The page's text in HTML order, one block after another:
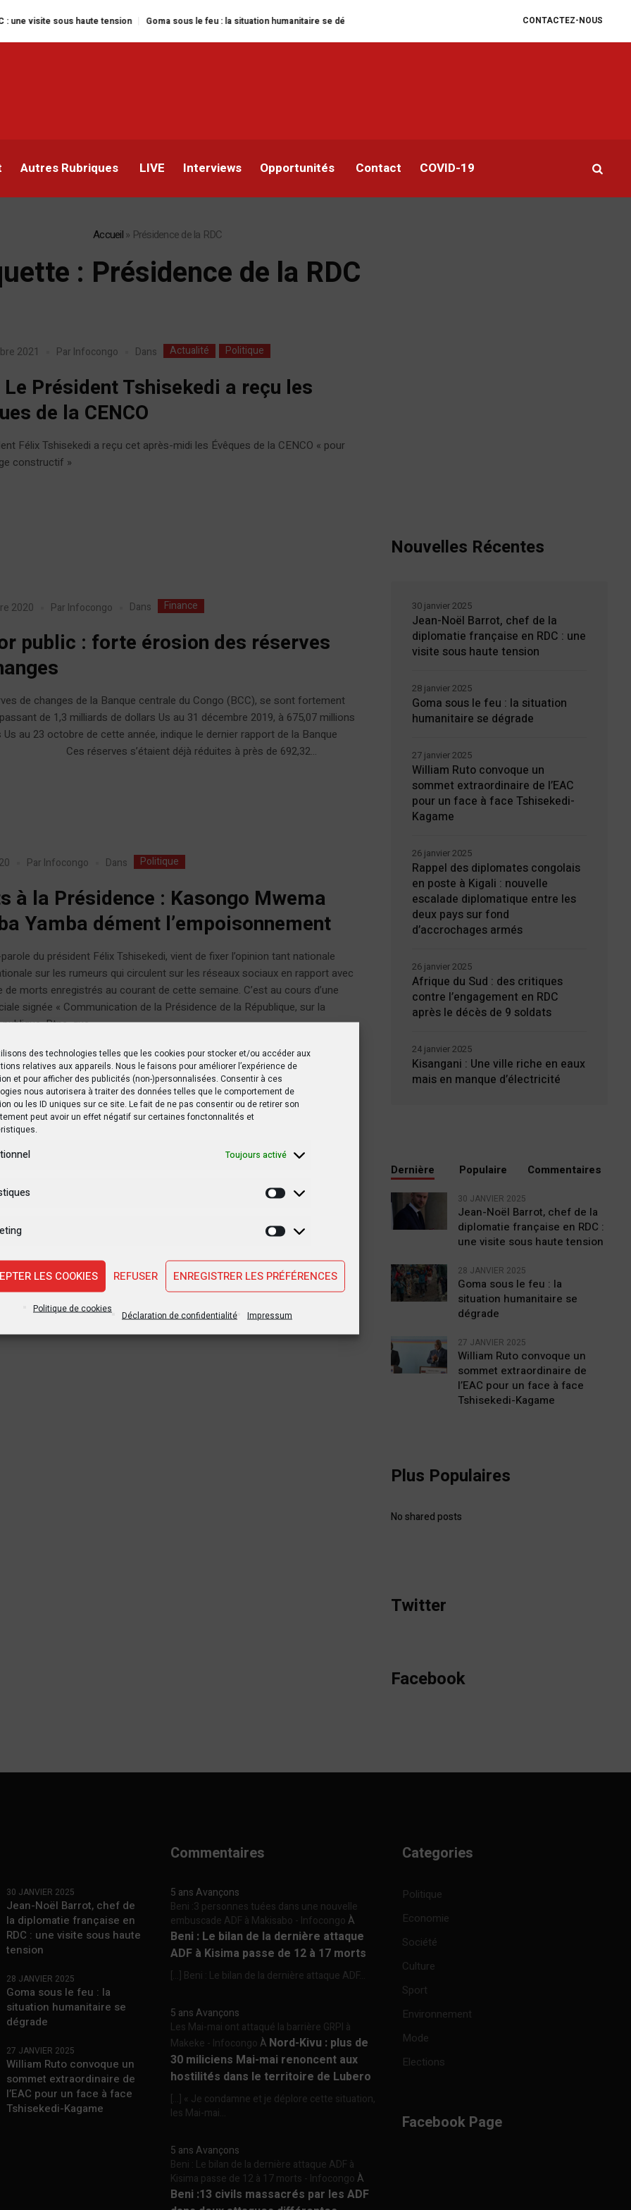
des technologies telles que les cookies pour stocker et/ou accéder aux
relatives aux appareils. Nous le faisons pour améliorer l’expérience de
et pour afficher des publicités (non-)personnalisées. Consentir à ces
nous autorisera à traiter des données telles que le comportement de
ou les ID uniques sur ce site. Le fait de ne pas consentir ou de retirer son
peut avoir un effet négatif sur certaines fonctonnalités et
Toujours activé
Statistiques
Marketing
LES COOKIES REFUSER ENREGISTRER LES PRÉFÉRENCES
Politique de cookies
Déclaration de confidentialité Impressum
CONTACTEZ-NOUS
haute tension Goma sous le feu : la situation humanitaire se dégrade William Ruto convoque un sommet extraordinaire de l’EAC pour un face
Autres Rubriques LIVE Interviews Opportunités Contact COVID-19
Accueil» Présidence de la RDC
: Présidence de la RDC
2021 Par Infocongo Dans Actualité Politique
Le Président Tshisekedi a reçu les
de la CENCO
Félix Tshisekedi a reçu cet après-midi les Évêques de la CENCO « pour
constructif »
2020 Par Infocongo Dans Finance
public : forte érosion des réserves
de changes de la Banque centrale du Congo (BCC), se sont fortement
de 1,3 milliards de dollars Us au 31 décembre 2019, à 675,07 millions
Us au 23 octobre de cette année, indique le dernier rapport de la Banque
Ces réserves s’étaient déjà réduites à près de 692,32...
Par Infocongo Dans Politique
à la Présidence : Kasongo Mwema
Yamba dément l’empoisonnement
du président Félix Tshisekedi, vient de fixer l’opinion tant nationale
sur les rumeurs qui circulent sur les réseaux sociaux en rapport avec
de morts enregistrés au courant de cette semaine. C’est au cours d’une
signée « Communication de la Présidence de la République, sur la
Rtnc, que...
Nouvelles Récentes
Jean-Noël Barrot, chef de la
diplomatie française en RDC : une
visite sous haute tension
30 janvier 2025
Goma sous le feu : la situation
humanitaire se dégrade
28 janvier 2025
William Ruto convoque un
sommet extraordinaire de l’EAC
pour un face à face Tshisekedi-
Kagame
27 janvier 2025
Rappel des diplomates congolais
en poste à Kigali : nouvelle
escalade diplomatique entre les
deux pays sur fond
d’accrochages armés
26 janvier 2025
Afrique du Sud : des critiques
contre l’engagement en RDC
après le décès de 9 soldats
26 janvier 2025
Kisangani : Une ville riche en eaux
mais en manque d’électricité
24 janvier 2025
Dernière Populaire Commentaires
30 JANVIER 2025
Jean-Noël Barrot, chef de la
diplomatie française en RDC :
une visite sous haute tension
28 JANVIER 2025
Goma sous le feu : la
situation humanitaire se
dégrade
27 JANVIER 2025
William Ruto convoque un
sommet extraordinaire de
l’EAC pour un face à face
Tshisekedi-Kagame
Plus Populaires
No shared posts
Twitter
Facebook
30 JANVIER 2025
Jean-Noël Barrot, chef de
la diplomatie française en
RDC : une visite sous haute
tension
28 JANVIER 2025
Goma sous le feu : la
situation humanitaire se
dégrade
27 JANVIER 2025
William Ruto convoque un
sommet extraordinaire de
l’EAC pour un face à face
Tshisekedi-Kagame
Commentaires
5 ans Avançons
Beni :3 personnes tuées dans une nouvelle
embuscade ADF à Makisabo - InfocongoÀ
Beni : Le bilan de la dernière attaque
ADF à Kisima passe de 12 à 17 morts
[…] Beni : Le bilan de la dernière attaque ADF...
5 ans Avançons
Les Mai-mai ont attaqué la barrière GRPI à
Makeke - InfocongoÀ Nord-Kivu : plus de
30 miliciens Mai-mai renoncent aux
hostilités dans le territoire de Lubero
[…] « Je condamne et je déplore cette situation,
les Mai-mai...
5 ans Avançons
Beni : Le bilan de la dernière attaque ADF à
Kisima passe de 12 à 17 morts - InfocongoÀ
Beni :13 civils massacrés par les ADF
Categories
Politique
Economie
Société
Culture
Sport
Environnement
Mode
Elections
Facebook Page